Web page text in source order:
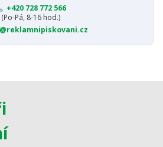
+420 728 772 566
(Po-Pá, 8-16 hod.)